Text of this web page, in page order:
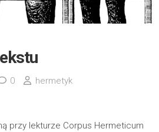
0
hermetyk
przy lekturze Corpus Hermeticum